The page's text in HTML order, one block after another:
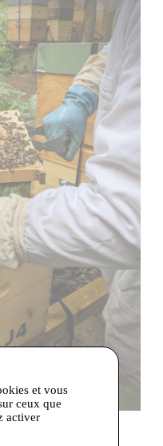
:
et vous
ceux que
activer